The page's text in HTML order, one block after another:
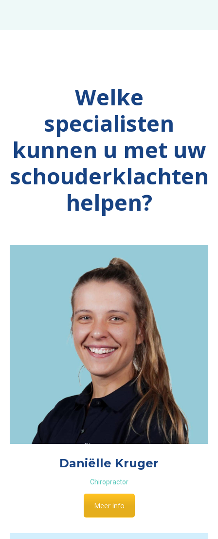
Welke
specialisten
kunnen u met uw
schouderklachten
helpen?
Daniëlle Kruger
Chiropractor
Meer info